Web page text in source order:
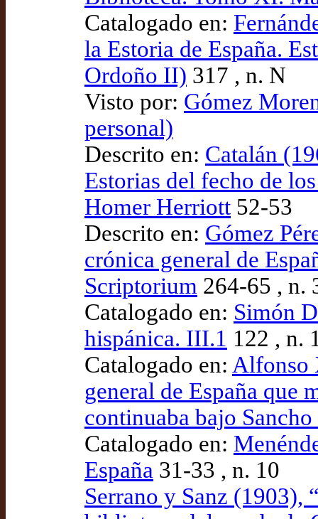
Catalogado en:
la Estoria de España.
Ordoño II) 317 , n. N
Visto por: Gómez
personal)
Descrito en: Catalán
Estorias del fecho de
Homer Herriott 52-53
Descrito en: Gómez
crónica general de
Scriptorium 264-65 , n.
Catalogado en: Simón
hispánica. III.1 122 , n.
Catalogado en: Alfonso
general de España que
continuaba bajo
Catalogado en:
España 31-33 , n. 10
Serrano y Sanz (1903),